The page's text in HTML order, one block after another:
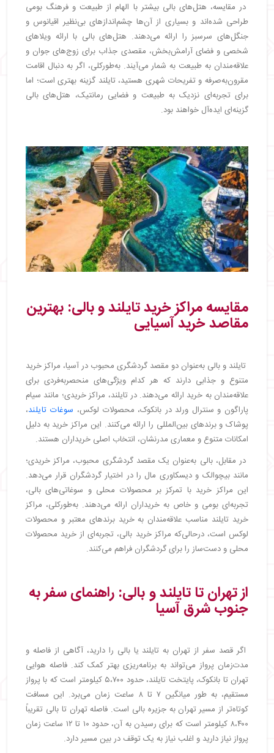
در مقایسه، هتل‌های بالی بیشتر با الهام از طبیعت و فرهنگ بومی
طراحی شده‌اند و بسیاری از آن‌ها چشم‌اندازهای بی‌نظیر اقیانوس و
جنگل‌های سرسبز را ارائه می‌دهند. هتل‌های بالی با ارائه ویلاهای
شخصی و فضای آرامش‌بخش، مقصدی جذاب برای زوج‌های جوان و
علاقه‌مندان به طبیعت به شمار می‌آیند. به‌طورکلی، اگر به دنبال اقامت
مقرون‌به‌صرفه و تفریحات شهری هستید، تایلند گزینه بهتری است؛ اما
برای تجربه‌ای نزدیک به طبیعت و فضایی رمانتیک، هتل‌های بالی
گزینه‌ای ایده‌آل خواهند بود.
مقایسه مراکز خرید تایلند و بالی: بهترین
مقاصد خرید آسیایی
تایلند و بالی به‌عنوان دو مقصد گردشگری محبوب در آسیا، مراکز خرید
متنوع و جذابی دارند که هر کدام ویژگی‌های منحصربه‌فردی برای
علاقه‌مندان به خرید ارائه می‌دهند. در تایلند، مراکز خریدی؛ مانند سیام
پاراگون و سنترال ورلد در بانکوک، محصولات لوکس، سوغات تایلند،
پوشاک و برندهای بین‌المللی را ارائه می‌کنند. این مراکز خرید به دلیل
امکانات متنوع و معماری مدرنشان، انتخاب اصلی خریداران هستند.
در مقابل، بالی به‌عنوان یک مقصد گردشگری محبوب، مراکز خریدی؛
مانند بیچوالک و دیسکاوری مال را در اختیار گردشگران قرار می‌دهد.
این مراکز خرید با تمرکز بر محصولات محلی و سوغاتی‌های بالی،
تجربه‌ای بومی و خاص به خریداران ارائه می‌دهند. به‌طورکلی، مراکز
خرید تایلند مناسب علاقه‌مندان به خرید برندهای معتبر و محصولات
لوکس است، درحالی‌که مراکز خرید بالی، تجربه‌ای از خرید محصولات
محلی و دست‌ساز را برای گردشگران فراهم می‌کنند.
از تهران تا تایلند و بالی: راهنمای سفر به
جنوب شرق آسیا
اگر قصد سفر از تهران به تایلند یا بالی را دارید، آگاهی از فاصله و
مدت‌زمان پرواز می‌تواند به برنامه‌ریزی بهتر کمک کند. فاصله هوایی
تهران تا بانکوک، پایتخت تایلند، حدود ۵،۷۰۰ کیلومتر است که با پرواز
مستقیم، به طور میانگین ۷ تا ۸ ساعت زمان می‌برد. این مسافت
کوتاه‌تر از مسیر تهران به جزیره بالی است. فاصله تهران تا بالی تقریباً
۸،۴۰۰ کیلومتر است که برای رسیدن به آن، حدود ۱۰ تا ۱۲ ساعت زمان
پرواز نیاز دارید و اغلب نیاز به یک توقف در بین مسیر دارد.